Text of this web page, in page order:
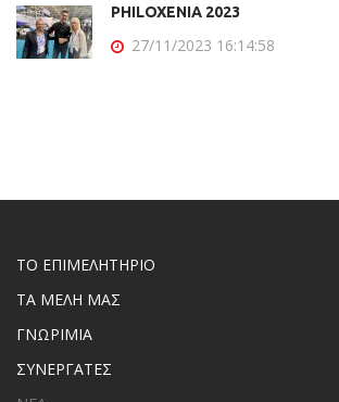
PHILOXENIA 2023
27/11/2023 16:14:58
ΤΟ ΕΠΙΜΕΛΗΤΗΡΙΟ
ΤΑ ΜΕΛΗ ΜΑΣ
ΓΝΩΡΙΜΙΑ
ΣΥΝΕΡΓΑΤΕΣ